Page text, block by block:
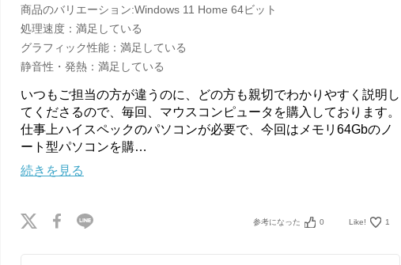
商品のバリエーション:Windows 11 Home 64ビット
処理速度 ： 満足している
グラフィック性能 ： 満足している
静音性・発熱 ： 満足している
いつもご担当の方が違うのに、どの方も親切でわかりやすく説明し
てくださるので、毎回、マウスコンピュータを購入しております。
仕事上ハイスペックのパソコンが必要で、今回はメモリ64Gbのノ
ート型パソコンを購…
続きを見る
参考になった 0 Like! 1